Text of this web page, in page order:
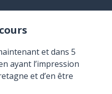
et dans 5
ayant l’impression
et d’en être